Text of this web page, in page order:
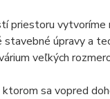
priestoru vytvoríme
úpravy a
veľkých
sa vopred